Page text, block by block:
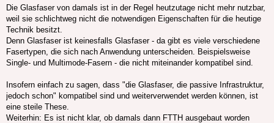
Die Glasfaser von damals ist in der Regel heutzutage nicht mehr nutzbar,
weil sie schlichtweg nicht die notwendigen Eigenschaften für die heutige
Technik besitzt.
Denn Glasfaser ist keinesfalls Glasfaser - da gibt es viele verschiedene
Fasertypen, die sich nach Anwendung unterscheiden. Beispielsweise
Single- und Multimode-Fasern - die nicht miteinander kompatibel sind.
Insofern einfach zu sagen, dass "die Glasfaser, die passive Infrastruktur,
jedoch schon" kompatibel sind und weiterverwendet werden können, ist
eine steile These.
Weiterhin: Es ist nicht klar, ob damals dann FTTH ausgebaut worden